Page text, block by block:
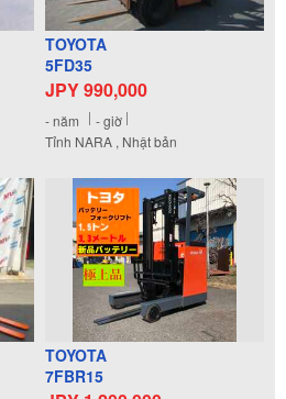
TOYOTA
5FD35
JPY 990,000
-năm -giờ
Tỉnh NARA , Nhật bản
TOYOTA
7FBR15